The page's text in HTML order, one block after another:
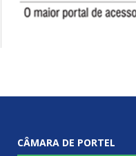
CÂMARA DE PORTEL